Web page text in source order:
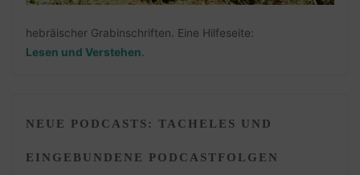
hebräischer Grabinschriften. Eine Hilfeseite:
Lesen und Verstehen.
NEUE PODCASTS: TACHELES UND
EINGEBUNDENE PODCASTFOLGEN